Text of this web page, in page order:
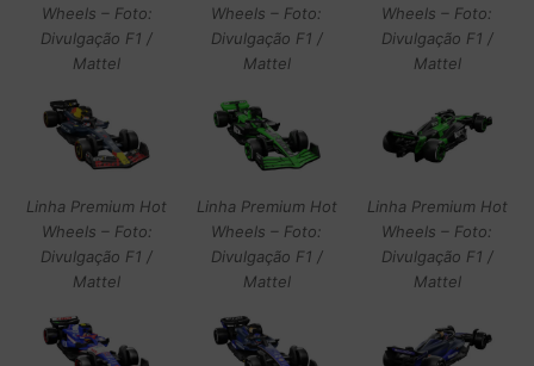
Wheels – Foto:
Divulgação F1 /
Mattel
Wheels – Foto:
Divulgação F1 /
Mattel
Wheels – Foto:
Divulgação F1 /
Mattel
Linha Premium Hot
Wheels – Foto:
Divulgação F1 /
Mattel
Linha Premium Hot
Wheels – Foto:
Divulgação F1 /
Mattel
Linha Premium Hot
Wheels – Foto:
Divulgação F1 /
Mattel